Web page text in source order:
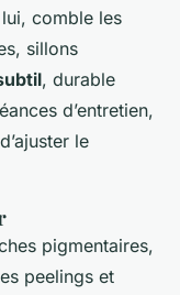
comble les
sillons
, durable
d’entretien,
le
pigmentaires,
peelings et